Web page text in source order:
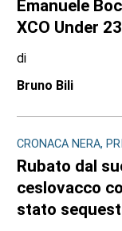
Emanuele
XCO Under 23
di
Bruno Bili
CRONACA NERA,
Rubato dal
ceslovacco
stato